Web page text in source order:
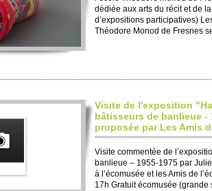
dédiée aux arts du récit et de
d’expositions participatives)
Théodore Monod de Fresnes
Visite de l'exposition
bâtisseurs de banlieue -
proposée par Les Amis
Visite commentée de
banlieue – 1955-1975 par
à l’écomusée et les Amis de
17h Gratuit écomusée (grande